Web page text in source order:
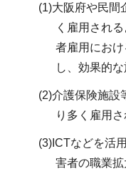
(1)大阪府や民間
く雇用され
者雇用にお
し、効果的
(2)介護保険施設
り多く雇用
(3)ICTなどを活
害者の職業